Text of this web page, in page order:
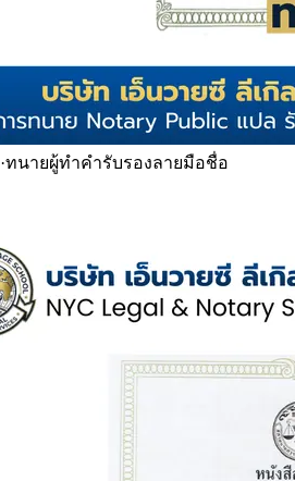
·ทนายผู้ทำคำรับรองลายมือชื่อ